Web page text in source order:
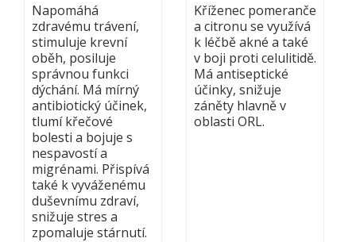
Napomáhá
zdravému trávení,
stimuluje krevní
oběh, posiluje
správnou funkci
dýchání. Má mírný
antibiotický účinek,
tlumí křečové
bolesti a bojuje s
nespavostí a
migrénami. Přispívá
také k vyváženému
duševnímu zdraví,
snižuje stres a
zpomaluje stárnutí.
Kříženec pomeranče
a citronu se využívá
k léčbě akné a také
v boji proti celulitidě.
Má antiseptické
účinky, snižuje
záněty hlavně v
oblasti ORL.